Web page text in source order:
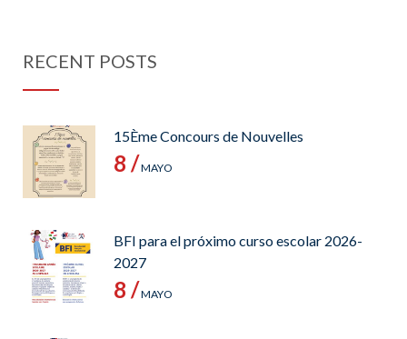
RECENT POSTS
15Ème Concours de Nouvelles
8 /MAYO
BFI para el próximo curso escolar 2026-
2027
8 /MAYO